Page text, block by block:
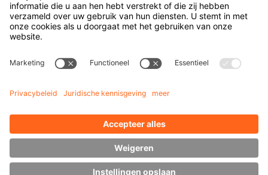
Over Hubtex
Duurzaamheid
Contactpersonen
Kennis
Energiebeheer
Zijlader